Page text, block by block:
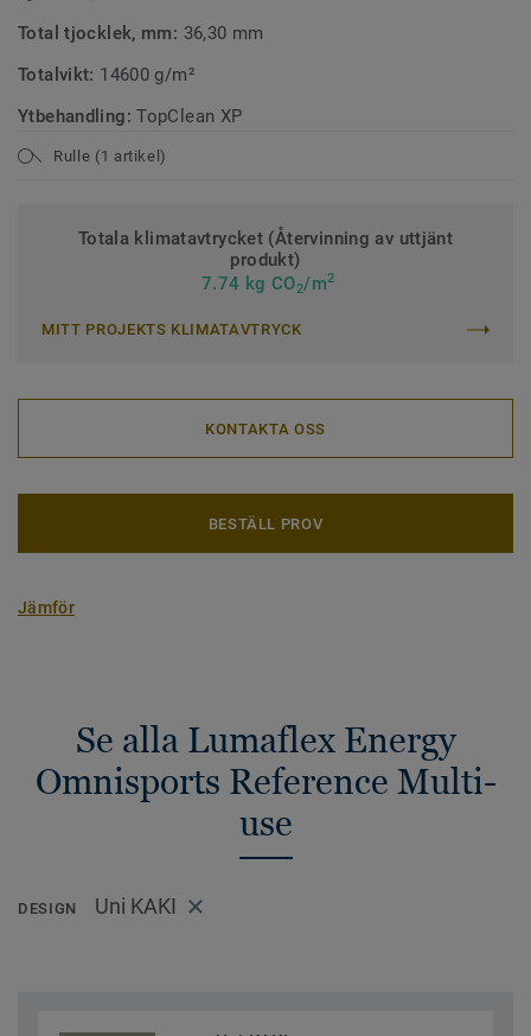
Total tjocklek, mm: 36,30 mm
Totalvikt: 14600 g/m²
Ytbehandling:TopClean XP
Rulle (1 artikel)
Totala klimatavtrycket (Återvinning av uttjänt
produkt)
7.74 kg CO2/m2
MITT PROJEKTS KLIMATAVTRYCK
KONTAKTA OSS
BESTÄLL PROV
Jämför
Se alla Lumaflex Energy
Omnisports Reference Multi-
use
DESIGN Uni KAKI